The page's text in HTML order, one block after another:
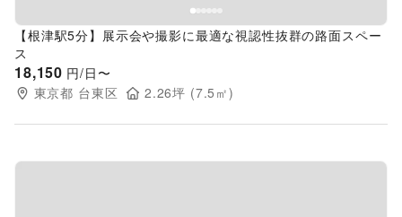
【根津駅5分】展示会や撮影に最適な視認性抜群の路面スペー
ス
18,150 円/日〜
東京都 台東区 2.26坪 (7.5 ㎡)